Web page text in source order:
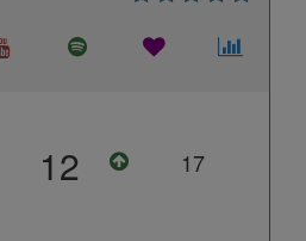
12 17